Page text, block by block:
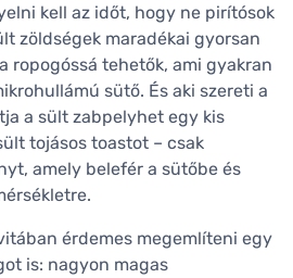
kell az időt, hogy ne pirítósok
zöldségek maradékai gyorsan
ropogóssá tehetők, ami gyakran
sütő. És aki szereti a
a sült zabpelyhet egy kis
tojásos toastot – csak
amely belefér a sütőbe és
érdemes megemlíteni egy
is: nagyon magas